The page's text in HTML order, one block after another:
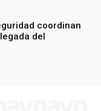
coordinan
del